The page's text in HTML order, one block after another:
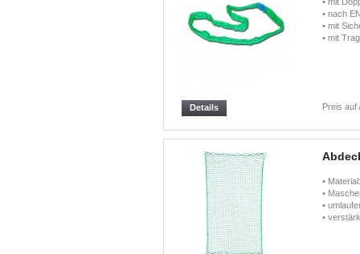
• nach
• mit
• mit
Preis auf
Details
•
•
•
•